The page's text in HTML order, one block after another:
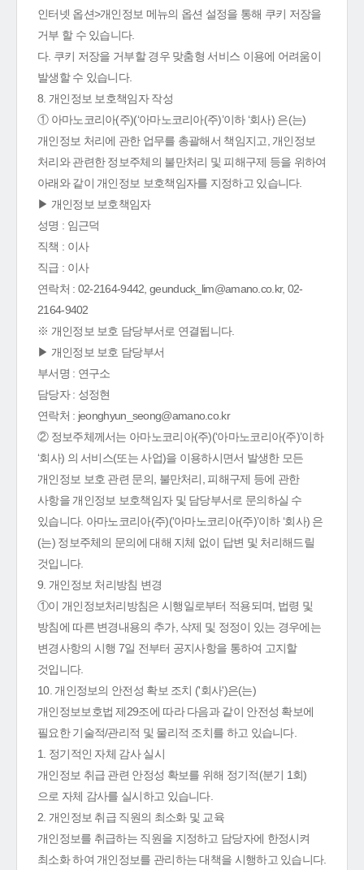
인터넷 옵션>개인정보 메뉴의 옵션 설정을 통해 쿠키 저장을
거부 할 수 있습니다.
다. 쿠키 저장을 거부할 경우 맞춤형 서비스 이용에 어려움이
발생할 수 있습니다.
8. 개인정보 보호책임자 작성
① 아마노코리아(주)(‘아마노코리아(주)’이하 ‘회사) 은(는)
개인정보 처리에 관한 업무를 총괄해서 책임지고, 개인정보
처리와 관련한 정보주체의 불만처리 및 피해구제 등을 위하여
아래와 같이 개인정보 보호책임자를 지정하고 있습니다.
▶ 개인정보 보호책임자
성명 : 임근덕
직책 : 이사
직급 : 이사
연락처 : 02-2164-9442, geunduck_lim@amano.co.kr, 02-
2164-9402
※ 개인정보 보호 담당부서로 연결됩니다.
▶ 개인정보 보호 담당부서
부서명 : 연구소
담당자 : 성정현
연락처 : jeonghyun_seong@amano.co.kr
② 정보주체께서는 아마노코리아(주)(‘아마노코리아(주)’이하
‘회사) 의 서비스(또는 사업)을 이용하시면서 발생한 모든
개인정보 보호 관련 문의, 불만처리, 피해구제 등에 관한
사항을 개인정보 보호책임자 및 담당부서로 문의하실 수
있습니다. 아마노코리아(주)(‘아마노코리아(주)’이하 ‘회사) 은
(는) 정보주체의 문의에 대해 지체 없이 답변 및 처리해드릴
것입니다.
9. 개인정보 처리방침 변경
①이 개인정보처리방침은 시행일로부터 적용되며, 법령 및
방침에 따른 변경내용의 추가, 삭제 및 정정이 있는 경우에는
변경사항의 시행 7일 전부터 공지사항을 통하여 고지할
것입니다.
10. 개인정보의 안전성 확보 조치 ('회사')은(는)
개인정보보호법 제29조에 따라 다음과 같이 안전성 확보에
필요한 기술적/관리적 및 물리적 조치를 하고 있습니다.
1. 정기적인 자체 감사 실시
개인정보 취급 관련 안정성 확보를 위해 정기적(분기 1회)
으로 자체 감사를 실시하고 있습니다.
2. 개인정보 취급 직원의 최소화 및 교육
개인정보를 취급하는 직원을 지정하고 담당자에 한정시켜
최소화 하여 개인정보를 관리하는 대책을 시행하고 있습니다.